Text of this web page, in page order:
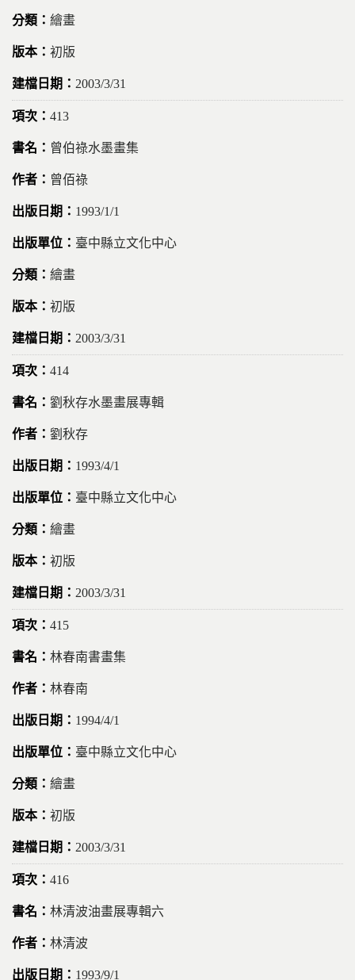
繪畫
初版
2003/3/31
413
曾伯祿水墨畫集
曾佰祿
1993/1/1
臺中縣立文化中心
繪畫
初版
2003/3/31
414
劉秋存水墨畫展專輯
劉秋存
1993/4/1
臺中縣立文化中心
繪畫
初版
2003/3/31
415
林春南書畫集
林春南
1994/4/1
臺中縣立文化中心
繪畫
初版
2003/3/31
416
林清波油畫展專輯六
林清波
1993/9/1